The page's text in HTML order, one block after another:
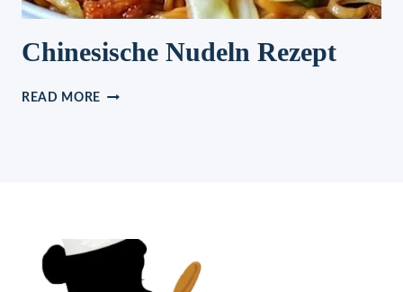
Chinesische Nudeln Rezept
READ MORE CHINESISCHE